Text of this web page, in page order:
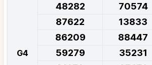
G4
48282 70574
87622
13833
86209
88447
59279
35231